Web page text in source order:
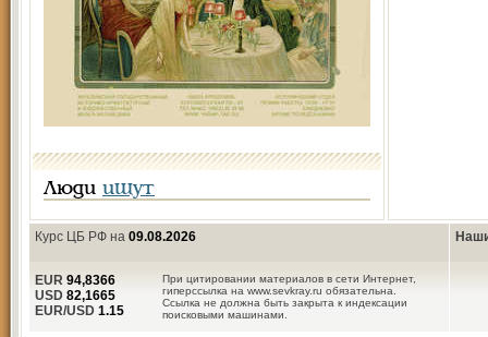
Люди ищут
Курс ЦБ РФ на 09.08.2026
При цитировании материалов в сети Интернет,
гиперссылка на www.sevkray.ru обязательна.
Ссылка не должна быть закрыта к индексации
поисковыми машинами.
EUR 94,8366
USD 82,1665
EUR/USD 1.15